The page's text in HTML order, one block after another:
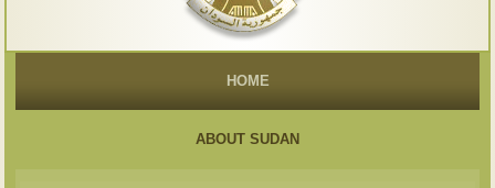
HOME
ABOUT SUDAN